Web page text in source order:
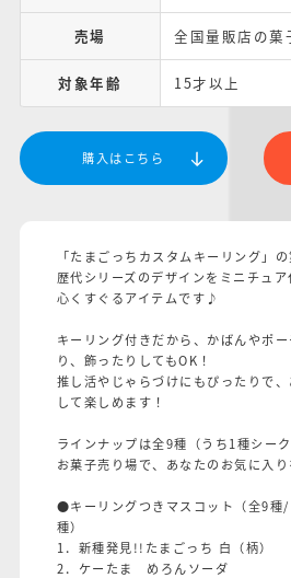
売場 全国量販店の菓
対象年齢 15才以上
購入はこちら
「たまごっちカスタムキーリング」
歴代シリーズのデザインをミニチュ
心くすぐるアイテムです♪
キーリング付きだから、かばんやポ
り、飾ったりしてもOK！
推し活やじゃらづけにもぴったりで
して楽しめます！
ラインナップは全9種（うち1種シー
お菓子売り場で、あなたのお気に入り
●キーリングつきマスコット（全9種/
種）
1．新種発見!!たまごっち 白（柄）
2．ケーたま めろんソーダ